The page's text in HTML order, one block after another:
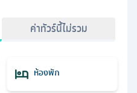
ค่าทัวร์นี้ไม่รวม
ห้องพัก